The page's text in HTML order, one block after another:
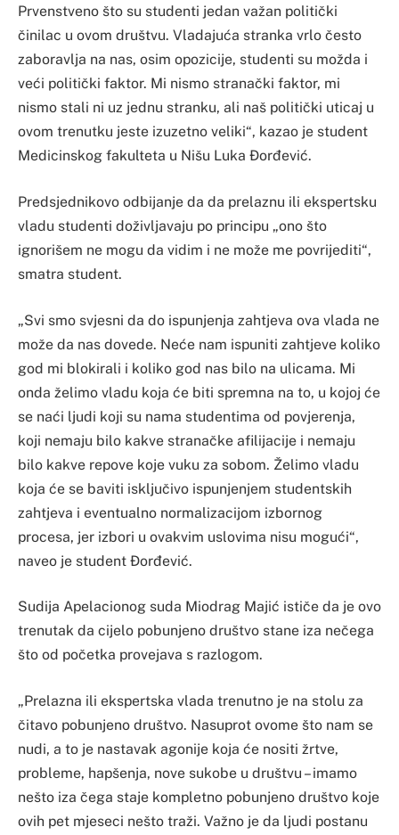
Prvenstveno što su studenti jedan važan politički
činilac u ovom društvu. Vladajuća stranka vrlo često
zaboravlja na nas, osim opozicije, studenti su možda i
veći politički faktor. Mi nismo stranački faktor, mi
nismo stali ni uz jednu stranku, ali naš politički uticaj u
ovom trenutku jeste izuzetno veliki“, kazao je student
Medicinskog fakulteta u Nišu Luka Đorđević.
Predsjednikovo odbijanje da da prelaznu ili ekspertsku
vladu studenti doživljavaju po principu „ono što
ignorišem ne mogu da vidim i ne može me povrijediti“,
smatra student.
„Svi smo svjesni da do ispunjenja zahtjeva ova vlada ne
može da nas dovede. Neće nam ispuniti zahtjeve koliko
god mi blokirali i koliko god nas bilo na ulicama. Mi
onda želimo vladu koja će biti spremna na to, u kojoj će
se naći ljudi koji su nama studentima od povjerenja,
koji nemaju bilo kakve stranačke afilijacije i nemaju
bilo kakve repove koje vuku za sobom. Želimo vladu
koja će se baviti isključivo ispunjenjem studentskih
zahtjeva i eventualno normalizacijom izbornog
procesa, jer izbori u ovakvim uslovima nisu mogući“,
naveo je student Đorđević.
Sudija Apelacionog suda Miodrag Majić ističe da je ovo
trenutak da cijelo pobunjeno društvo stane iza nečega
što od početka provejava s razlogom.
„Prelazna ili ekspertska vlada trenutno je na stolu za
čitavo pobunjeno društvo. Nasuprot ovome što nam se
nudi, a to je nastavak agonije koja će nositi žrtve,
probleme, hapšenja, nove sukobe u društvu – imamo
nešto iza čega staje kompletno pobunjeno društvo koje
ovih pet mjeseci nešto traži. Važno je da ljudi postanu